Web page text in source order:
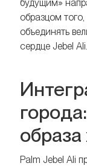
будущим»
образцом
объединять
сердце Jebel Ali.
Palm Jebel Ali